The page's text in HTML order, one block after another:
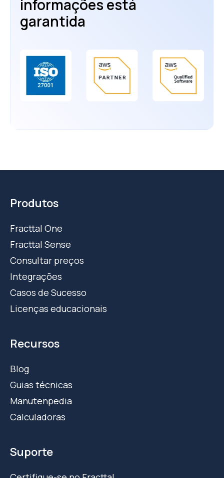
informações está
garantida
Produtos
Fracttal One
Fracttal Sense
Consultar preços
Integrações
Casos de Sucesso
Licenças educacionais
Recursos
Blog
Guias técnicas
Manutenpedia
Calculadoras
Suporte